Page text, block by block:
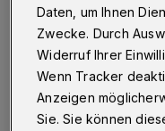
09.06.2016 , 09:00 Uhr
Daten, um Ihnen
Zwecke. Durch
Widerruf Ihrer
Wenn Tracker
Anzeigen
Sie. Sie können